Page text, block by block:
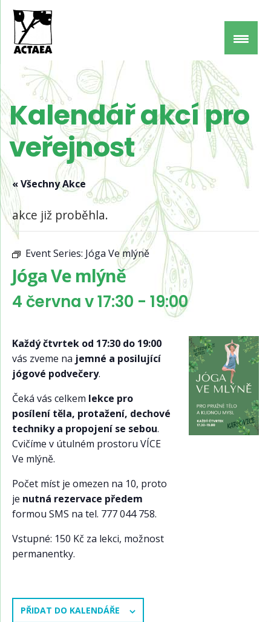
Kalendář akcí pro
veřejnost
« Všechny Akce
akce již proběhla.
Event Series: Jóga Ve mlýně
Jóga Ve mlýně
4 června v 17:30 - 19:00
Každý čtvrtek od 17:30 do 19:00
vás zveme na jemné a posilující
jógové podvečery.
Čeká vás celkem lekce pro
posílení těla, protažení, dechové
techniky a propojení se sebou.
Cvičíme v útulném prostoru VÍCE
Ve mlýně.
Počet míst je omezen na 10, proto
je nutná rezervace předem
formou SMS na tel. 777 044 758.
Vstupné: 150 Kč za lekci, možnost
permanentky.
PŘIDAT DO KALENDÁŘE